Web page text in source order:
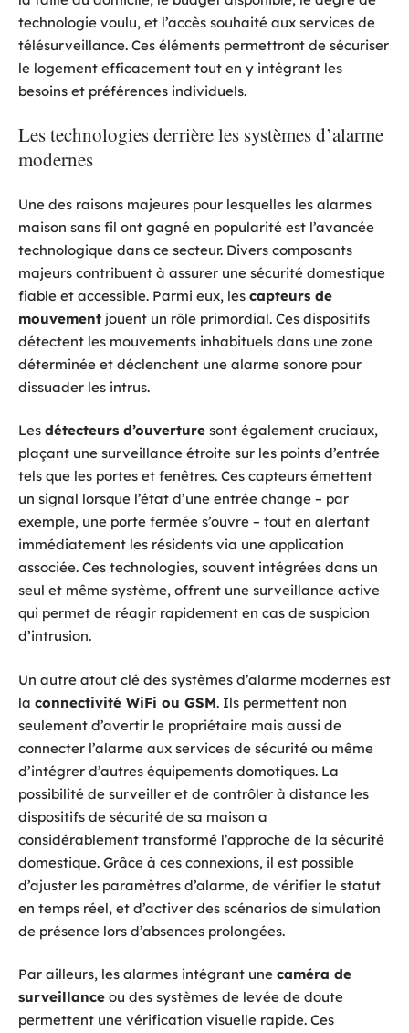
technologie voulu, et l’accès souhaité aux services de
télésurveillance. Ces éléments permettront de sécuriser
le logement efficacement tout en y intégrant les
besoins et préférences individuels.
Les technologies derrière les systèmes d’alarme
modernes
Une des raisons majeures pour lesquelles les alarmes
maison sans fil ont gagné en popularité est l’avancée
technologique dans ce secteur. Divers composants
majeurs contribuent à assurer une sécurité domestique
fiable et accessible. Parmi eux, les capteurs de
mouvement jouent un rôle primordial. Ces dispositifs
détectent les mouvements inhabituels dans une zone
déterminée et déclenchent une alarme sonore pour
dissuader les intrus.
Les détecteurs d’ouverture sont également cruciaux,
plaçant une surveillance étroite sur les points d’entrée
tels que les portes et fenêtres. Ces capteurs émettent
un signal lorsque l’état d’une entrée change – par
exemple, une porte fermée s’ouvre – tout en alertant
immédiatement les résidents via une application
associée. Ces technologies, souvent intégrées dans un
seul et même système, offrent une surveillance active
qui permet de réagir rapidement en cas de suspicion
d’intrusion.
Un autre atout clé des systèmes d’alarme modernes est
la connectivité WiFi ou GSM. Ils permettent non
seulement d’avertir le propriétaire mais aussi de
connecter l’alarme aux services de sécurité ou même
d’intégrer d’autres équipements domotiques. La
possibilité de surveiller et de contrôler à distance les
dispositifs de sécurité de sa maison a
considérablement transformé l’approche de la sécurité
domestique. Grâce à ces connexions, il est possible
d’ajuster les paramètres d’alarme, de vérifier le statut
en temps réel, et d’activer des scénarios de simulation
de présence lors d’absences prolongées.
Par ailleurs, les alarmes intégrant une caméra de
surveillance ou des systèmes de levée de doute
permettent une vérification visuelle rapide. Ces